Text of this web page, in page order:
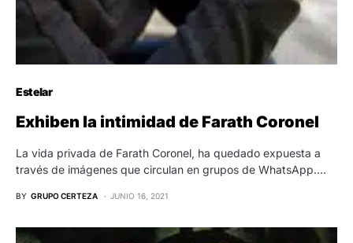
Estelar
Exhiben la intimidad de Farath Coronel
La vida privada de Farath Coronel, ha quedado expuesta a
través de imágenes que circulan en grupos de WhatsApp.…
BY GRUPO CERTEZA JUNIO 16, 2021